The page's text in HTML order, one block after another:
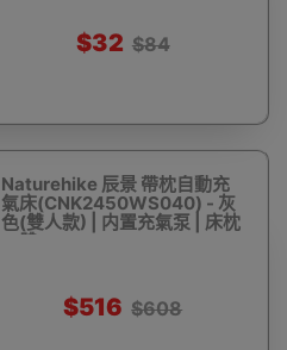
$32 $84
Naturehike 辰景 帶枕自動充
氣床(CNK2450WS040) - 灰
色(雙人款) | 内置充氣泵 | 床枕
一體
$516 $608